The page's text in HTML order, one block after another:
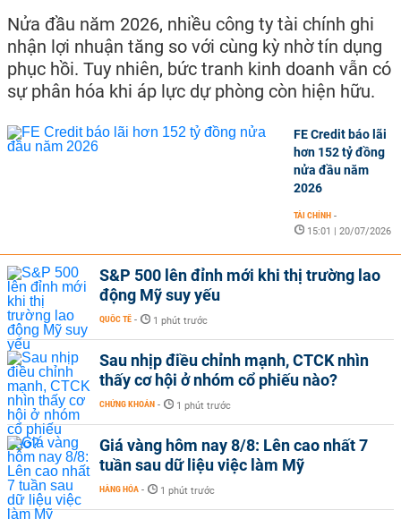
Nửa đầu năm 2026, nhiều công ty tài chính ghi
nhận lợi nhuận tăng so với cùng kỳ nhờ tín dụng
phục hồi. Tuy nhiên, bức tranh kinh doanh vẫn có
sự phân hóa khi áp lực dự phòng còn hiện hữu.
FE Credit báo lãi
hơn 152 tỷ đồng
nửa đầu năm
2026
TÀI CHÍNH -
15:01 | 20/07/2026
S&P 500 lên đỉnh mới khi thị trường lao
động Mỹ suy yếu
QUỐC TẾ - 1 phút trước
Sau nhịp điều chỉnh mạnh, CTCK nhìn
thấy cơ hội ở nhóm cổ phiếu nào?
CHỨNG KHOÁN - 1 phút trước
Giá vàng hôm nay 8/8: Lên cao nhất 7
tuần sau dữ liệu việc làm Mỹ
HÀNG HÓA - 1 phút trước